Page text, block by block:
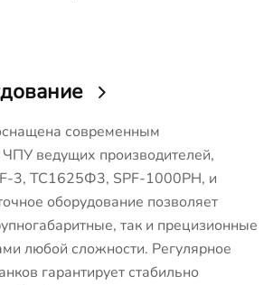
современным
ведущих производителей,
3, ТС1625Ф3, SPF-1000PH, и
оборудование позволяет
так и прецизионные
любой сложности. Регулярное
гарантирует стабильно